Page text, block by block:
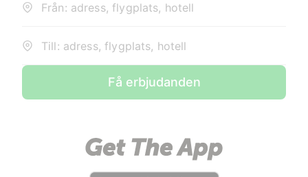
Från: adress, flygplats, hotell
Till: adress, flygplats, hotell
Få erbjudanden